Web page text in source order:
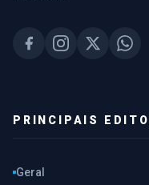
PRINCIPAIS
Geral